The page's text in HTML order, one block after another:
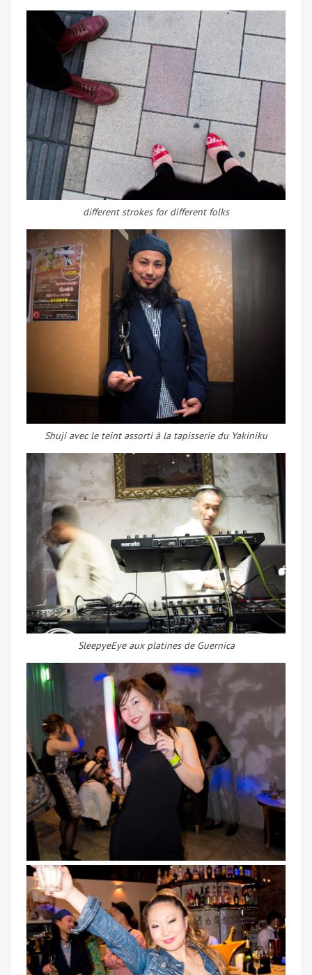
different strokes for different folks
Shuji avec le teint assorti à la tapisserie du Yakiniku
SleepyeEye aux platines de Guernica